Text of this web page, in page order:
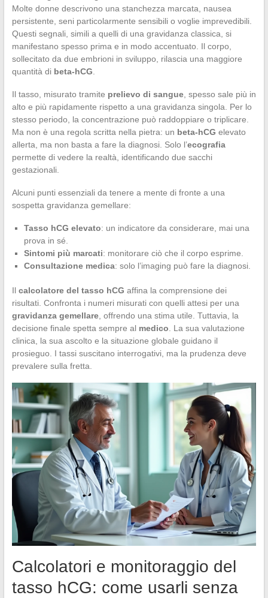
Molte donne descrivono una stanchezza marcata, nausea
persistente, seni particolarmente sensibili o voglie imprevedibili.
Questi segnali, simili a quelli di una gravidanza classica, si
manifestano spesso prima e in modo accentuato. Il corpo,
sollecitato da due embrioni in sviluppo, rilascia una maggiore
quantità di beta-hCG
Il tasso, misurato tramite prelievo di sangue, spesso sale più in
alto e più rapidamente rispetto a una gravidanza singola. Per lo
stesso periodo, la concentrazione può raddoppiare o triplicare.
Ma non è una regola scritta nella pietra: un beta-hCG elevato
allerta, ma non basta a fare la diagnosi. Solo l’ecografia
permette di vedere la realtà, identificando due sacchi
gestazionali.
Alcuni punti essenziali da tenere a mente di fronte a una
sospetta gravidanza gemellare:
Tasso hCG elevato: un indicatore da considerare, mai una
prova in sé.
Sintomi più marcati: monitorare ciò che il corpo esprime.
Consultazione medica: solo l’imaging può fare la diagnosi.
Il calcolatore del tasso hCG affina la comprensione dei
risultati. Confronta i numeri misurati con quelli attesi per una
gravidanza gemellare, offrendo una stima utile. Tuttavia, la
decisione finale spetta sempre al medico . La sua valutazione
clinica, la sua ascolto e la situazione globale guidano il
prosieguo. I tassi suscitano interrogativi, ma la prudenza deve
prevalere sulla fretta.
Calcolatori e monitoraggio del
tasso hCG: come usarli senza